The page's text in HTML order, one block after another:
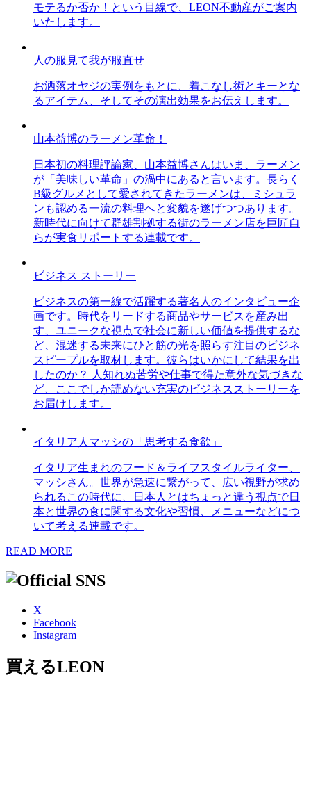
モテるか否か！という目線で、LEON不動産がご案内
いたします。
人の服見て我が服直せ
お洒落オヤジの実例をもとに、着こなし術とキーとな
るアイテム、そしてその演出効果をお伝えします。
山本益博のラーメン革命！
日本初の料理評論家、山本益博さんはいま、ラーメン
が「美味しい革命」の渦中にあると言います。長らく
B級グルメとして愛されてきたラーメンは、ミシュラ
ンも認める一流の料理へと変貌を遂げつつあります。
新時代に向けて群雄割拠する街のラーメン店を巨匠自
らが実食リポートする連載です。
ビジネス ストーリー
ビジネスの第一線で活躍する著名人のインタビュー企
画です。時代をリードする商品やサービスを産み出
す、ユニークな視点で社会に新しい価値を提供するな
ど、混迷する未来にひと筋の光を照らす注目のビジネ
スピープルを取材します。彼らはいかにして結果を出
したのか？ 人知れぬ苦労や仕事で得た意外な気づきな
ど、ここでしか読めない充実のビジネスストーリーを
お届けします。
イタリア人マッシの「思考する食欲」
イタリア生まれのフード＆ライフスタイルライター、
マッシさん。世界が急速に繋がって、広い視野が求め
られるこの時代に、日本人とはちょっと違う視点で日
本と世界の食に関する文化や習慣、メニューなどにつ
いて考える連載です。
READ MORE
X
Facebook
Instagram
買えるLEON